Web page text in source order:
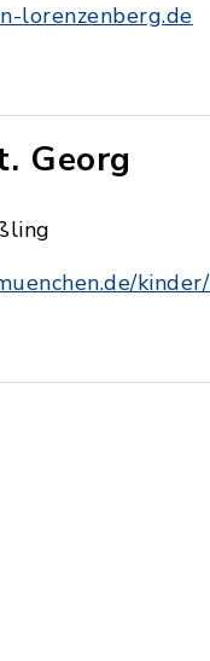
lorenzenberg.de
Georg